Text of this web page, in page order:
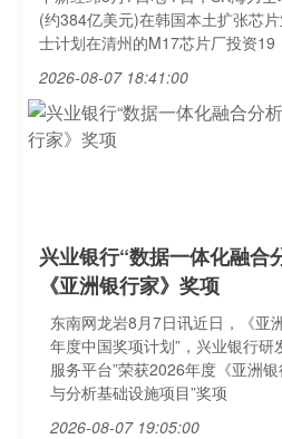
(约384亿美元)在韩国本土扩张芯
士计划在清州的M17芯片厂投资19
2026-08-07 18:41:00
兴业银行“数据一体化融合
《亚洲银行家》奖项
东南网龙岩8月7日讯近日，《亚
年度中国奖项计划”，兴业银行研
服务平台”荣获2026年度《亚洲
与分析基础设施项目”奖项
2026-08-07 19:05:00